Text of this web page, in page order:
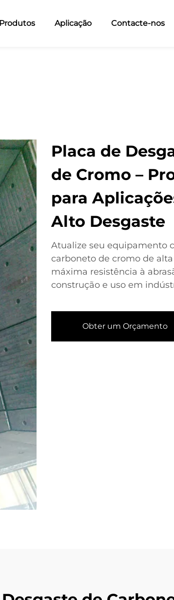
Produtos Aplicação Contacte-nos
Placa de
de Cromo –
para
Alto Desgaste
Atualize seu equipamento
carboneto de cromo de
máxima resistência à
construção e uso em
Obter um Orçamento